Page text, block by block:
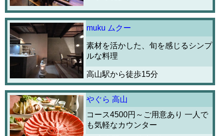
muku ムクー
素材を活かした、旬を感じるシンプ
ルな料理
高山駅から徒歩15分
やぐら 高山
コース4500円～ご用意あり 一人で
も気軽なカウンター